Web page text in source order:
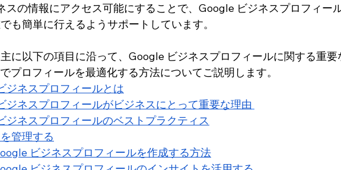
スの情報にアクセス可能にすることで、Google ビジネスプロフィー
も簡単に行えるようサポートしています。
に以下の項目に沿って、Google ビジネスプロフィールに関する重要
プロフィールを最適化する方法についてご説明します。
ジネスプロフィールとは
ジネスプロフィールがビジネスにとって重要な理由
ジネスプロフィールのベストプラクティス
管理する
ビジネスプロフィールを作成する方法